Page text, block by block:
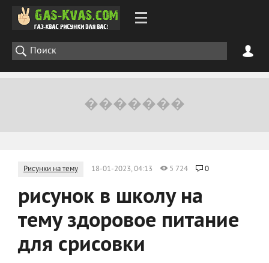
Рисунки на тему 18-01-2023, 04:13 5 724 0
рисунок в школу на
тему здоровое питание
для срисовки